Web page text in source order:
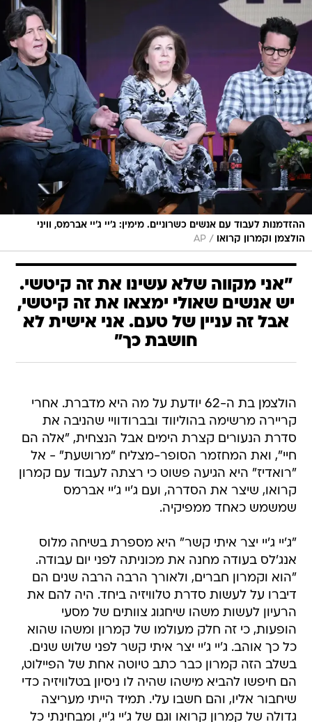
ההזדמנות לעבוד עם אנשים כשרוניים. מימין: ג'יי ג'יי אברמס, וויני
הולצמן וקמרון קרואו
/
AP
"אני מקווה שלא עשינו את זה קיטשי.
יש אנשים שאולי ימצאו את זה קיטשי,
אבל זה עניין של טעם. אני אישית לא
חושבת כך"
הולצמן בת ה-62 יודעת על מה היא מדברת. אחרי
קריירה מרשימה בהוליווד ובברודוויי שהניבה את
סדרת הנעורים קצרת הימים אבל הנצחית, "אלה הם
חיי", ואת המחזמר הסופר-מצליח "מרושעת" - אל
"רואדיז" היא הגיעה פשוט כי רצתה לעבוד עם קמרון
קרואו, שיצר את הסדרה, ועם ג'יי ג'יי אברמס
שמשמש כאחד ממפיקיה.
"ג'יי ג'יי יצר איתי קשר" היא מספרת בשיחה מלוס
אנג'לס בעודה מחנה את מכוניתה לפני יום עבודה.
"הוא וקמרון חברים, ולאורך הרבה הרבה שנים הם
דיברו על לעשות סדרת טלוויזיה ביחד. היה להם את
הרעיון לעשות משהו שיחגוג צוותים של מסעי
הופעות, כי זה חלק מעולמו של קמרון ומשהו שהוא
כל כך אוהב. ג'יי ג'יי יצר איתי קשר לפני שלוש שנים.
בשלב הזה קמרון כבר כתב טיוטה אחת של הפיילוט,
הם חיפשו להביא מישהו שהיה לו ניסיון בטלוויזיה כדי
שיחבור אליו, והם חשבו עלי. תמיד הייתי מעריצה
גדולה של קמרון קרואו וגם של ג'יי ג'יי, ומבחינתי כל